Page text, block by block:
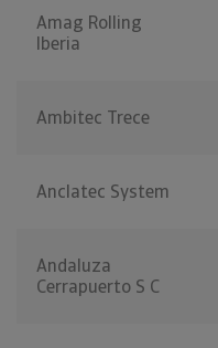
Amag Rolling
Iberia
Ambitec Trece
Anclatec System
Andaluza
Cerrapuerto S C